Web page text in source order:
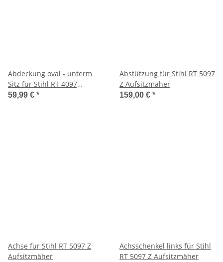
Abdeckung oval - unterm
Sitz für Stihl RT 4097
Aufsitzmäher
59,99 € *
Abstützung für Stihl RT 5097
Z Aufsitzmäher
159,00 € *
Achse für Stihl RT 5097 Z
Aufsitzmäher
Achsschenkel links für Stihl
RT 5097 Z Aufsitzmäher